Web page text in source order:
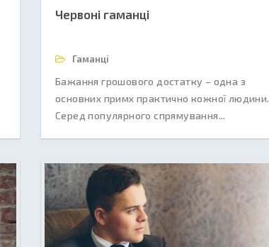
Червоні гаманці
Гаманці
Бажання грошового достатку – одна з
основних примх практично кожної людини.
Серед популярного спрямування...